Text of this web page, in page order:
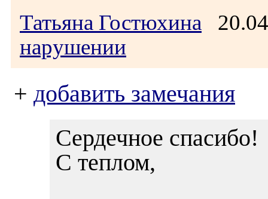
Татьяна Гостюхина
нарушении
+ добавить замечания
Сердечное спасибо!
С теплом,